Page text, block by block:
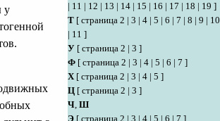
у
| 11 | 12 | 13 | 14 | 15 | 16 | 17 | 18 | 19 ]
Т [ страница 2 | 3 | 4 | 5 | 6 | 7 | 8 | 9 | 10
| 11 ]
У [ страница 2 | 3 ]
Ф [ страница 2 | 3 | 4 | 5 | 6 | 7 ]
Х[ страница 2 | 3 | 4 | 5 ]
Ц [ страница 2 | 3 ]
Ч, Ш
Э [ страница 2 | 3 | 4 | 5 | 6 | 7 ]